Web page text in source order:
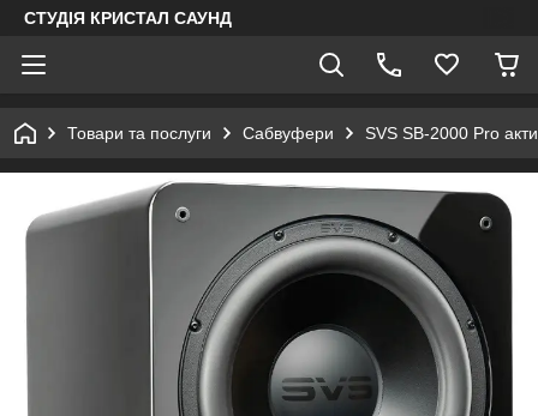
СТУДІЯ КРИСТАЛ САУНД
Товари та послуги Сабвуфери SVS SB-2000 Pro